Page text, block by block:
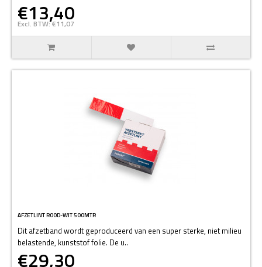
€13,40
Excl. BTW: €11,07
AFZETLINT ROOD-WIT 500MTR
Dit afzetband wordt geproduceerd van een super sterke, niet milieu
belastende, kunststof folie. De u..
€29,30